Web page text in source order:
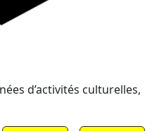
d’activités culturelles,